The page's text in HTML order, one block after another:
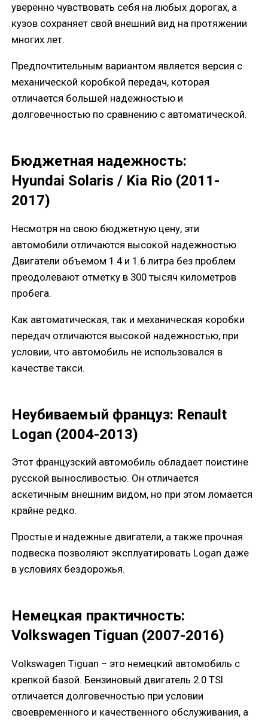
уверенно чувствовать себя на любых дорогах, а
кузов сохраняет свой внешний вид на протяжении
многих лет.
Предпочтительным вариантом является версия с
механической коробкой передач, которая
отличается большей надежностью и
долговечностью по сравнению с автоматической.
Бюджетная надежность:
Hyundai Solaris / Kia Rio (2011-
2017)
Несмотря на свою бюджетную цену, эти
автомобили отличаются высокой надежностью.
Двигатели объемом 1.4 и 1.6 литра без проблем
преодолевают отметку в 300 тысяч километров
пробега.
Как автоматическая, так и механическая коробки
передач отличаются высокой надежностью, при
условии, что автомобиль не использовался в
качестве такси.
Неубиваемый француз: Renault
Logan (2004-2013)
Этот французский автомобиль обладает поистине
русской выносливостью. Он отличается
аскетичным внешним видом, но при этом ломается
крайне редко.
Простые и надежные двигатели, а также прочная
подвеска позволяют эксплуатировать Logan даже
в условиях бездорожья.
Немецкая практичность:
Volkswagen Tiguan (2007-2016)
Volkswagen Tiguan – это немецкий автомобиль с
крепкой базой. Бензиновый двигатель 2.0 TSI
отличается долговечностью при условии
своевременного и качественного обслуживания, а